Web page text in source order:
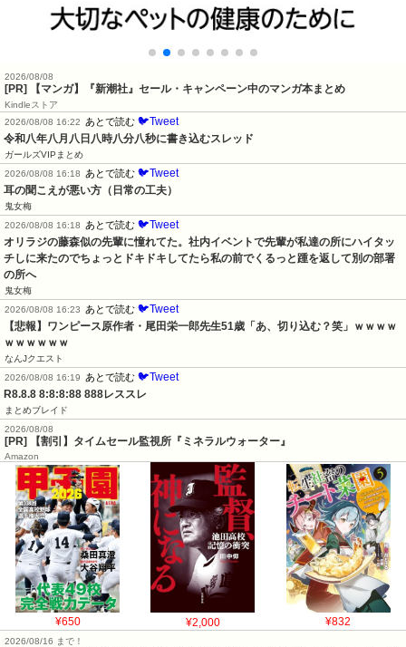
2026/08/08
[PR] 【マンガ】『新潮社』セール・キャンペーン中のマンガ本まとめ
Kindleストア
2026/08/08 16:22
あとで読む 🐦Tweet
令和八年八月八日八時八分八秒に書き込むスレッド
ガールズVIPまとめ
2026/08/08 16:18
あとで読む 🐦Tweet
耳の聞こえが悪い方（日常の工夫）
鬼女梅
2026/08/08 16:18
あとで読む 🐦Tweet
オリラジの藤森似の先輩に憧れてた。社内イベントで先輩が私達の所にハイタッ
チしに来たのでちょっとドキドキしてたら私の前でくるっと踵を返して別の部署
の所へ
鬼女梅
2026/08/08 16:23
あとで読む 🐦Tweet
【悲報】ワンピース原作者・尾田栄一郎先生51歳「あ、切り込む？笑」ｗｗｗｗ
ｗｗｗｗｗｗ
なんJクエスト
2026/08/08 16:19
あとで読む 🐦Tweet
R8.8.8 8:8:8:88 888レススレ
まとめブレイド
2026/08/08
[PR] 【割引】タイムセール監視所『ミネラルウォーター』
Amazon
¥650 ¥2,000 ¥832
2026/08/16 まで！